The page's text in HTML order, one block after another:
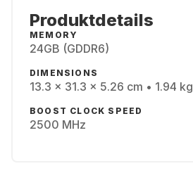
Produktdetails
MEMORY
24GB (GDDR6)
DIMENSIONS
13.3 x 31.3 x 5.26 cm • 1.94 kg
BOOST CLOCK SPEED
2500 MHz